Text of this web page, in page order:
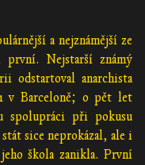
a nejznámější ze
první. Nejstarší známý
odstartoval anarchista
v Barceloně; o pět let
spolupráci při pokusu
sice neprokázal, ale i
škola zanikla. První